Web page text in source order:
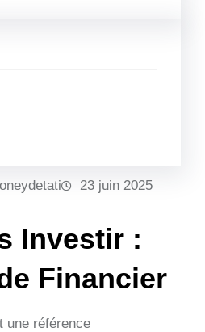
23 juin 2025
Investir :
Financier
une référence